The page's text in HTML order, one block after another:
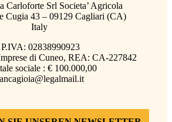
Carloforte Srl Societa’ Agricola
Cugia 43 – 09129 Cagliari (CA)
Italy
P.IVA: 02838990923
di Cuneo, REA: CA-227842
sociale : € 100.000,00